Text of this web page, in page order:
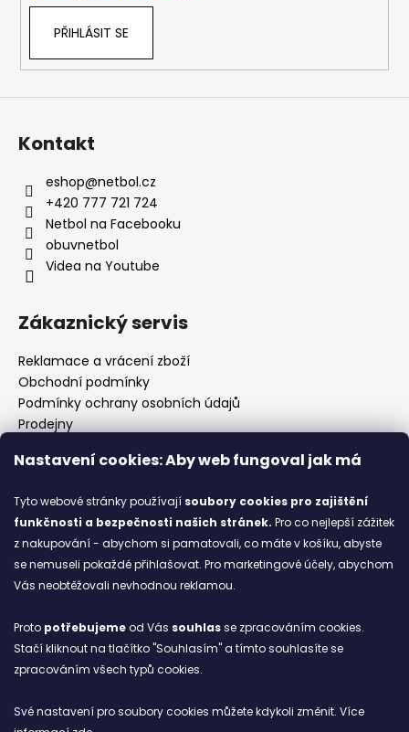
Nastavení cookies: Aby web fungoval jak má
Tyto webové stránky používají soubory cookies pro zajištění
funkčnosti a bezpečnosti našich stránek. Pro co nejlepší zážitek
z nakupování - abychom si pamatovali, co máte v košíku, abyste
se nemuseli pokaždé přihlašovat. Pro marketingové účely, abychom
Vás neobtěžovali nevhodnou reklamou.
Proto potřebujemeod Vás souhlasse zpracováním cookies.
Stačí kliknout na tlačítko "Souhlasím" a tímto souhlasíte se
zpracováním všech typů cookies.
Své nastavení pro soubory cookies můžete kdykoli změnit. Více
PŘIHLÁSIT SE
Kontakt
eshop@netbol.cz
+420 777 721 724
Netbol na Facebooku
obuvnetbol
Videa na Youtube
Zákaznický servis
Reklamace a vrácení zboží
Obchodní podmínky
Podmínky ochrany osobních údajů
Prodejny
Značky
Blog
Ze starých bot staronové
ARCHIV
Facebook